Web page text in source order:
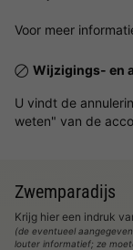
Voor meer
Wijzigings- en
U vindt de
weten" van de
Zwemparadijs
Krijg hier een indruk
(de eventueel
louter informatief; ze